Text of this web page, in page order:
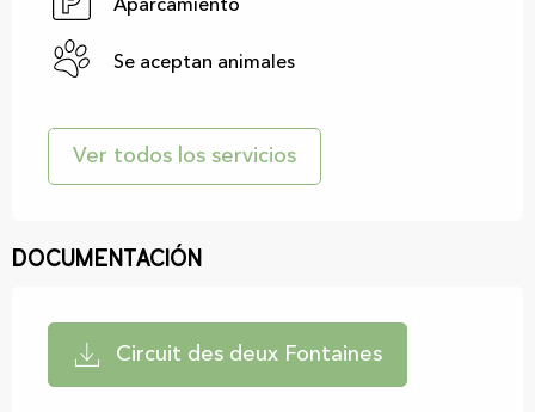
Aparcamiento
Se aceptan animales
Ver todos los servicios
Documentación
Circuit des deux Fontaines